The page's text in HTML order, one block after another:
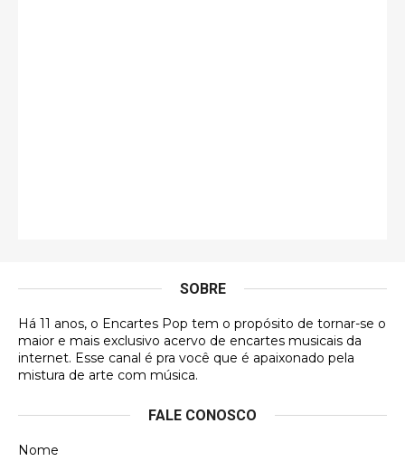
DVD MIDINHO
Francierton
futuras aquisições, e olhando o encarte aqui, me
SOBRE
Há 11 anos, o Encartes Pop tem o propósito de tornar-se o
maior e mais exclusivo acervo de encartes musicais da
internet. Esse canal é pra você que é apaixonado pela
mistura de arte com música.
FALE CONOSCO
Nome